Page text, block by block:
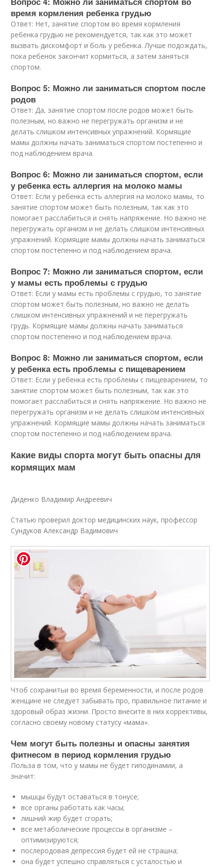
время кормления ребенка грудью
Ответ: Нет, занятие спортом во время кормления
ребенка грудью не рекомендуется, так как это может
вызвать дискомфорт и боль у ребенка. Лучше подождать,
пока ребенок закончит кормиться, а затем заняться
спортом.
Вопрос 5: Можно ли заниматься спортом после
родов
Ответ: Да, занятие спортом после родов может быть
полезным, но важно не перегружать организм и не
делать слишком интенсивных упражнений. Кормящие
мамы должны начать заниматься спортом постепенно и
под наблюдением врача.
Вопрос 6: Можно ли заниматься спортом, если
у ребенка есть аллергия на молоко мамы
Ответ: Если у ребенка есть аллергия на молоко мамы, то
занятие спортом может быть полезным, так как это
помогает расслабиться и снять напряжение. Но важно не
перегружать организм и не делать слишком интенсивных
упражнений. Кормящие мамы должны начать заниматься
спортом постепенно и под наблюдением врача.
Вопрос 7: Можно ли заниматься спортом, если
у мамы есть проблемы с грудью
Ответ: Если у мамы есть проблемы с грудью, то занятие
спортом может быть полезным, но важно не делать
слишком интенсивных упражнений и не перегружать
грудь. Кормящие мамы должны начать заниматься
спортом постепенно и под наблюдением врача.
Вопрос 8: Можно ли заниматься спортом, если
у ребенка есть проблемы с пищеварением
Ответ: Если у ребенка есть проблемы с пищеварением, то
занятие спортом может быть полезным, так как это
помогает расслабиться и снять напряжение. Но важно не
перегружать организм и не делать слишком интенсивных
упражнений. Кормящие мамы должны начать заниматься
спортом постепенно и под наблюдением врача.
Какие виды спорта могут быть опасны для
кормящих мам
Диденко Владимир Андреевич
Статью проверил доктор медицинских наук, профессор
Сундуков Александр Вадимович
Чтоб сохранитьи во время беременности, и после родов
женщине не следует забывать про, правильное питание и
здоровый образ жизни. Просто внесите в них коррективы,
согласно своему новому статусу «мама».
Чем могут быть полезны и опасны занятия
фитнесом в период кормления грудью
Польза в том, что у мамы не будет гиподинамии, а
значит:
мышцы будут оставаться в тонусе;
все органы работать как часы;
лишний жир будет сгорать;
все метаболические процессы в организме –
оптимизируются;
послеродовая депрессия будет ей не страшна;
она будет успешно справляться с усталостью и